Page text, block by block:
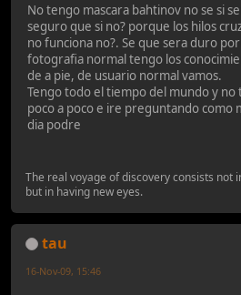
No tengo mascara bahtinov no se si
seguro que si no? porque los hilos
no funciona no?. Se que sera duro
fotografia normal tengo los
de a pie, de usuario normal vamos.
Tengo todo el tiempo del mundo y
poco a poco e ire preguntando como
dia podre
The real voyage of discovery consists not
but in having new eyes.
tau
16-Nov-09, 15:46